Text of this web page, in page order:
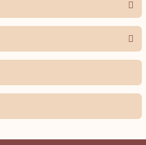
henüz soru sorulmamış.
ürün açıklamalarında ve diğer konularda
öneri formunu kullanarak tarafımıza